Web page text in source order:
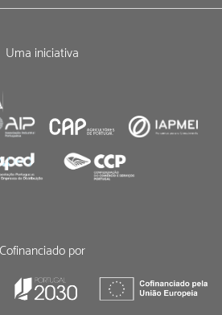
Uma iniciativa
Cofinanciado por